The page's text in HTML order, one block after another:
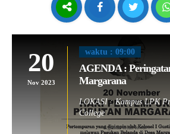
20
Nov 2023
waktu : 09:00
AGENDA :
Margarana
LOKASI : Kampus LPK
College
Agenda telah lewat